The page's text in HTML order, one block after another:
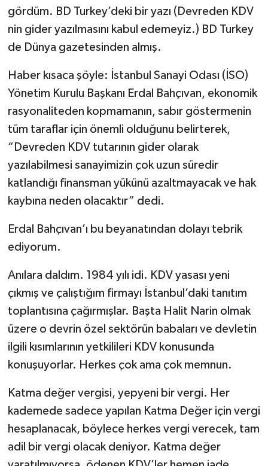
gördüm. BD Turkey’deki bir yazı (Devreden KDV
nin gider yazılmasını kabul edemeyiz.) BD Turkey
de Dünya gazetesinden almış.
Haber kısaca şöyle: İstanbul Sanayi Odası (İSO)
Yönetim Kurulu Başkanı Erdal Bahçıvan, ekonomik
rasyonaliteden kopmamanın, sabır göstermenin
tüm taraflar için önemli olduğunu belirterek,
“Devreden KDV tutarının gider olarak
yazılabilmesi sanayimizin çok uzun süredir
katlandığı finansman yükünü azaltmayacak ve hak
kaybına neden olacaktır” dedi.
Erdal Bahçıvan’ı bu beyanatından dolayı tebrik
ediyorum.
Anılara daldım. 1984 yılı idi. KDV yasası yeni
çıkmış ve çalıştığım firmayı İstanbul’daki tanıtım
toplantısına çağırmışlar. Başta Halit Narin olmak
üzere o devrin özel sektörün babaları ve devletin
ilgili kısımlarının yetkilileri KDV konusunda
konuşuyorlar. Herkes çok ama çok memnun.
Katma değer vergisi, yepyeni bir vergi. Her
kademede sadece yapılan Katma Değer için vergi
hesaplanacak, böylece herkes vergi verecek, tam
adil bir vergi olacak deniyor. Katma değer